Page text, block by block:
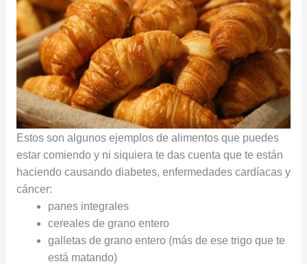
Estos son algunos ejemplos de alimentos que puedes
estar comiendo y ni siquiera te das cuenta que te están
haciendo causando diabetes, enfermedades cardíacas y
cáncer:
panes integrales
cereales de grano entero
galletas de grano entero (más de ese trigo que te
está matando)